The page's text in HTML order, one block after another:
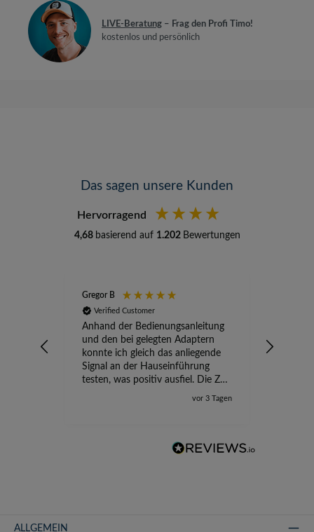
LIVE-Beratung – Frag den Profi Timo!
kostenlos und persönlich
Das sagen unsere Kunden
Hervorragend
4,68 basierend auf 1.202 Bewertungen
Gregor B
Verified Customer
Anhand der Bedienungsanleitung
und den bei gelegten Adaptern
konnte ich gleich das anliegende
Signal an der Hauseinführung
testen, was positiv ausfiel. Die Zeit
der Ungewissheit ist jetzt vorbei,
vor 3 Tagen
ALLGEMEIN